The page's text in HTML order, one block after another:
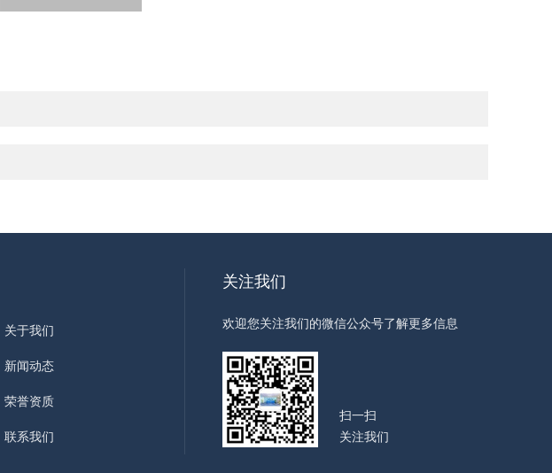
关于我们
新闻动态
荣誉资质
联系我们
关注我们
欢迎您关注我们的微信公众号了解更多信息
扫一扫
关注我们